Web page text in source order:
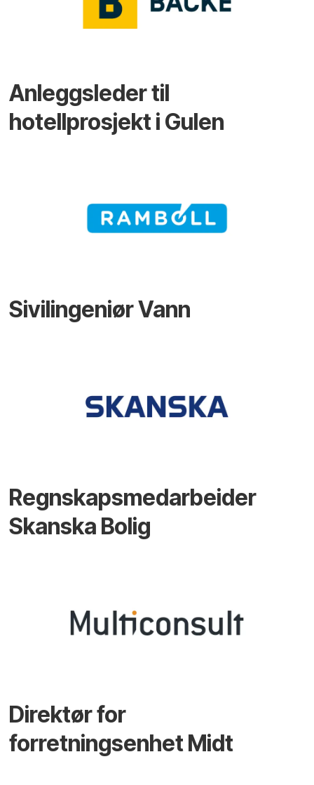
Anleggsleder til
hotellprosjekt i Gulen
Sivilingeniør Vann
Regnskapsmedarbeider
Skanska Bolig
Direktør for
forretningsenhet Midt